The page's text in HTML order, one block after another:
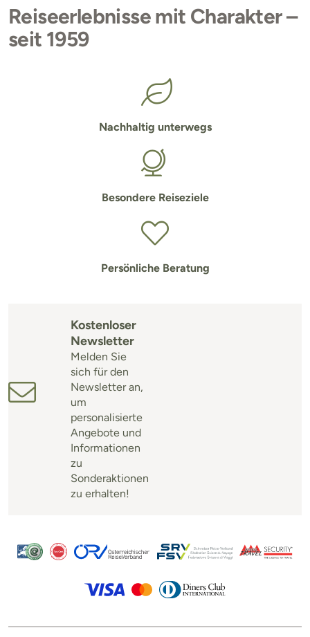
Reiseerlebnisse mit Charakter –
seit 1959
Nachhaltig unterwegs
Besondere Reiseziele
Persönliche Beratung
Kostenloser
Newsletter
Melden Sie
sich für den
Newsletter an,
um
personalisierte
Angebote und
Informationen
zu
Sonderaktionen
zu erhalten!